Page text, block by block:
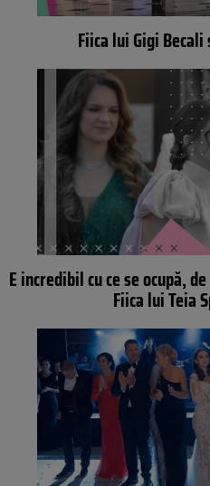
Fiica lui Gigi
E incredibil cu ce se ocupă,
Fiica lui Teia